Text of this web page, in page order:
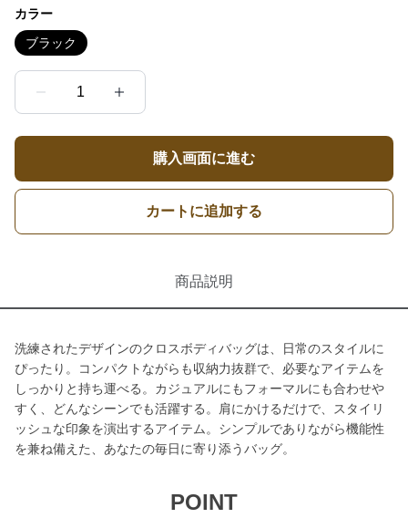
カラー
ブラック
1
購入画面に進む
カートに追加する
商品説明
洗練されたデザインのクロスボディバッグは、日常のスタイルに
ぴったり。コンパクトながらも収納力抜群で、必要なアイテムを
しっかりと持ち運べる。カジュアルにもフォーマルにも合わせや
すく、どんなシーンでも活躍する。肩にかけるだけで、スタイリ
ッシュな印象を演出するアイテム。シンプルでありながら機能性
を兼ね備えた、あなたの毎日に寄り添うバッグ。
POINT